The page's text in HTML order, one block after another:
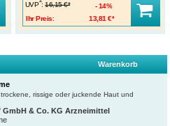
UVP : 16,15 €*
Ihr Preis:
13,81 €*
14%
Warenkorb
rissige oder juckende Haut und
GmbH & Co. KG Arzneimittel